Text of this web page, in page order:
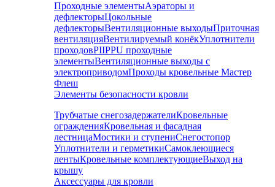
Проходные элементыАэраторы и
дефлекторыЦокольные
дефлекторыВентиляционные выходыПриточная
вентиляцияВентилируемый конёкУплотнители
проходовPIIPPU проходные
элементыВентиляционные выходы с
электроприводомПроходы кровельные Мастер
Флеш
Элементы безопасности кровли
Трубчатые снегозадержателиКровельные
огражденияКровельная и фасадная
лестницаМостики и ступениСнегостопор
Уплотнители и герметикиСамоклеющиеся
лентыКровельные комплектующиеВыход на
крышу
Аксессуары для кровли